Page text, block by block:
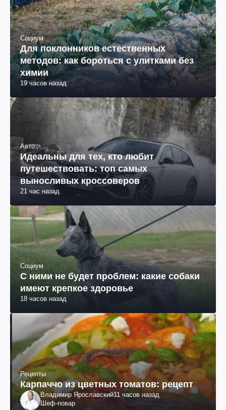
Социум
Для поклонников естественных
методов: как бороться с улитками без
химии
19 часов назад
Авто
Идеальны для тех, кто любит
путешествовать: топ самых
выносливых кроссоверов
21 час назад
Социум
С ними не будет проблем: какие собаки
имеют крепкое здоровье
18 часов назад
Рецепты
Карпаччо из цветных томатов: рецепт
Владимир Ярославский11 часов назад
Шеф-повар